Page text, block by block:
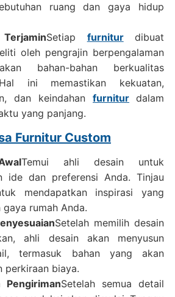
ruang dan gaya hidup
Setiap furniturdibuat
oleh pengrajin berpengalaman
bahan-bahan berkualitas
ini memastikan kekuatan,
dan keindahanfurnitur dalam
yang panjang.
Furnitur Custom
Temui ahli desain untuk
ide dan preferensi Anda. Tinjau
mendapatkan inspirasi yang
gaya rumah Anda.
Setelah memilih desain
ahli desain akan menyusun
termasuk bahan yang akan
perkiraan biaya.
PengirimanSetelah semua detail